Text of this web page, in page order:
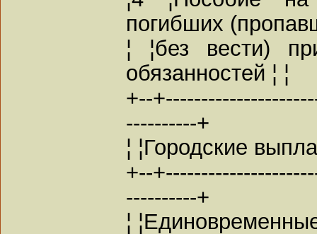
погибших
¦ ¦без вести)
обязанностей ¦ ¦
+--
----------+
¦ ¦Городские
+--
----------+
¦